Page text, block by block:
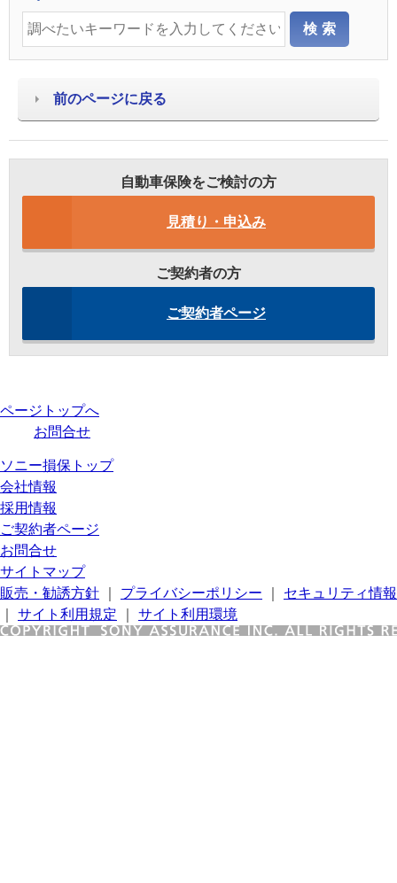
前のページに戻る
自動車保険をご検討の方
見積り・申込み
ご契約者の方
ご契約者ページ
ページトップへ
お問合せ
ソニー損保トップ
会社情報
採用情報
ご契約者ページ
お問合せ
サイトマップ
販売・勧誘方針
プライバシーポリシー
セキュリティ情報
サイト利用規定 サイト利用環境